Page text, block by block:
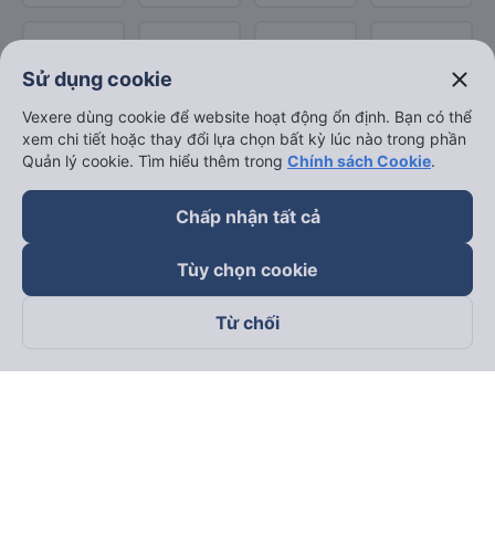
Theo dõi chúng tôi trên
Sử dụng cookie close
Vexere dùng cookie để website hoạt động ổn định. Bạn có thể
xem chi tiết hoặc thay đổi lựa chọn bất kỳ lúc nào trong phần
Quản lý cookie. Tìm hiểu thêm trong Chính sách Cookie.
Chấp nhận tất cả
Tùy chọn cookie
Từ chối